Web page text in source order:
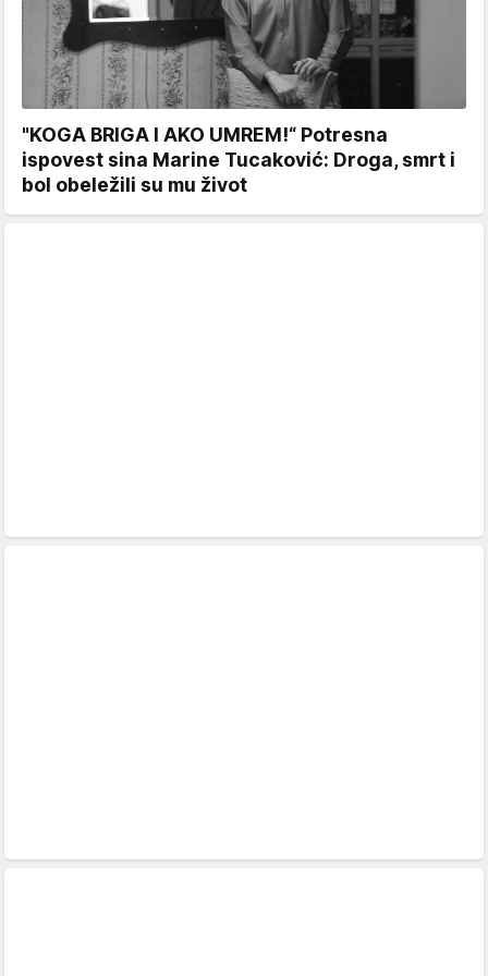
"KOGA BRIGA I AKO UMREM!“ Potresna
ispovest sina Marine Tucaković: Droga, smrt i
bol obeležili su mu život